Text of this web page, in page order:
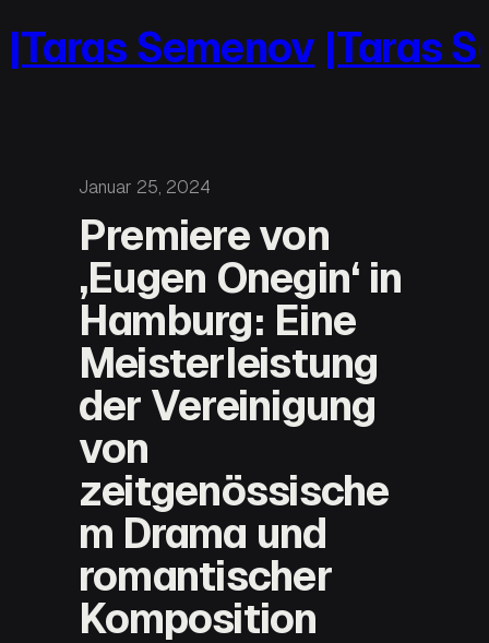
Inhalt
springen
Semenov|Taras
Januar 25, 2024
Premiere von
‚Eugen Onegin‘ in
Hamburg: Eine
Meisterleistung
der Vereinigung
von
zeitgenössische
m Drama und
romantischer
Komposition